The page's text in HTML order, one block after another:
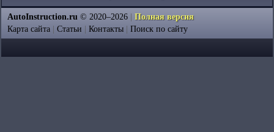
AutoInstruction.ru © 2020–2026
Полная версия
Карта сайта
Статьи Контакты Поиск по сайту